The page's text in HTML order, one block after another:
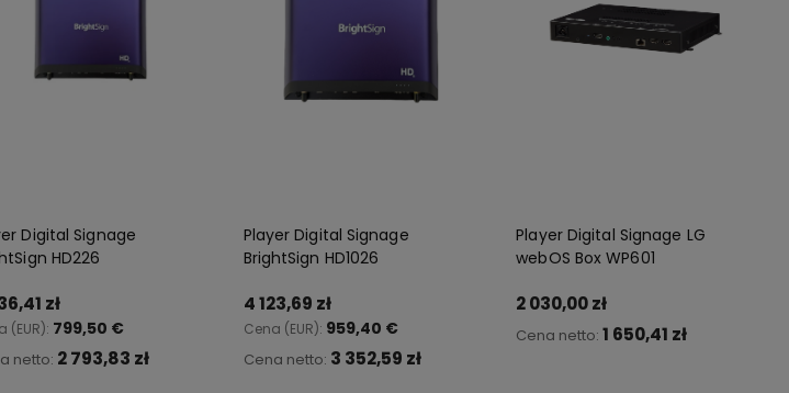
Digital Signage
HD226
zł
(EUR): 799,50 €
netto: 2 793,83 zł
Player Digital Signage
BrightSign HD1026
4 123,69 zł
Cena (EUR): 959,40 €
Cena netto: 3 352,59 zł
Player Digital Signage LG
webOS Box WP601
2 030,00 zł
Cena netto:1 650,41 zł